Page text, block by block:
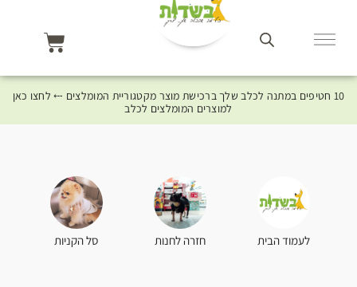
10 חטיפים במתנה לכלב שלך ברכישת מוצר מקטגוריית המומלצים ⤎ לחצו כאן
למוצרים המומלצים לכלב
לעמוד הבית חזרה לחנות סל הקניות